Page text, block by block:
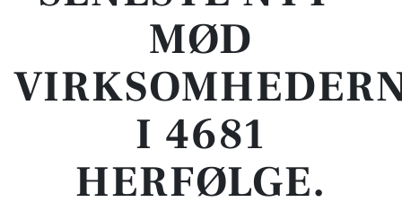
MØD
I 4681
HERFØLGE.